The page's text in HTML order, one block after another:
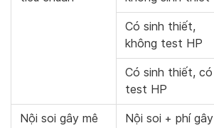
Có sinh thiết,
không test HP
Có sinh thiết, có
test HP
Nội soi gây mê
Nội soi + phí gây